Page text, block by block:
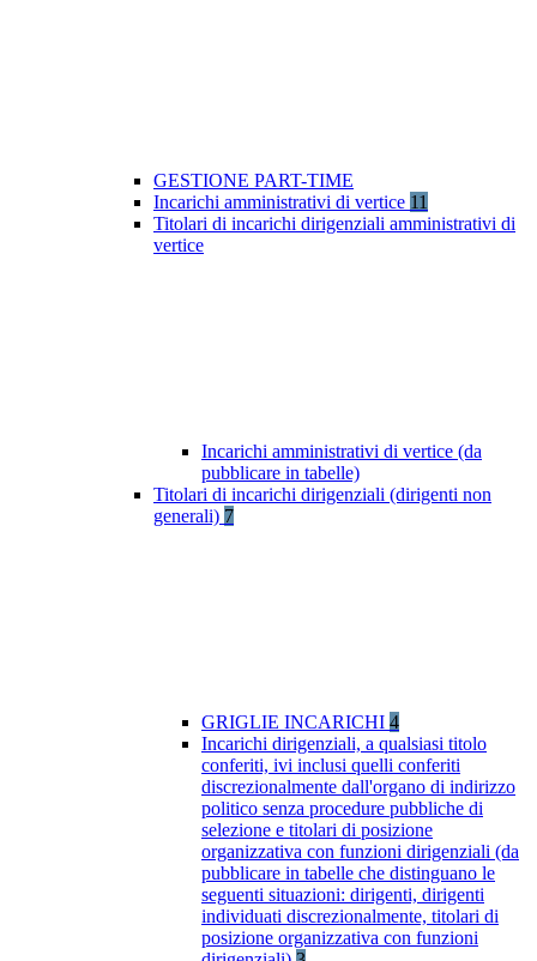
GESTIONE PART-TIME
Incarichi amministrativi di vertice 11
Titolari di incarichi dirigenziali amministrativi di
vertice
Incarichi amministrativi di vertice (da
pubblicare in tabelle)
Titolari di incarichi dirigenziali (dirigenti non
generali) 7
GRIGLIE INCARICHI 4
Incarichi dirigenziali, a qualsiasi titolo
conferiti, ivi inclusi quelli conferiti
discrezionalmente dall'organo di indirizzo
politico senza procedure pubbliche di
selezione e titolari di posizione
organizzativa con funzioni dirigenziali (da
pubblicare in tabelle che distinguano le
seguenti situazioni: dirigenti, dirigenti
individuati discrezionalmente, titolari di
posizione organizzativa con funzioni